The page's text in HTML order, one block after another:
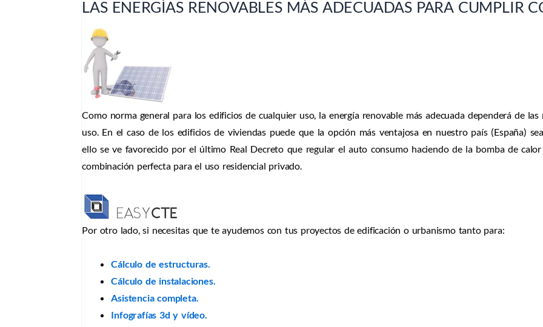
LAS ENERGÍAS RENOVABLES MÁS ADECUADAS PARA CUMPLIR
Como norma general para los edificios de cualquier uso, la energía renovable más adecuada dependerá de las
uso. En el caso de los edificios de viviendas puede que la opción más ventajosa en nuestro país (España)
ello se ve favorecido por el último Real Decreto que regular el auto consumo haciendo de la bomba de
combinación perfecta para el uso residencial privado.
Por otro lado, si necesitas que te ayudemos con tus proyectos de edificación o urbanismo tanto para:
Cálculo de estructuras.
Cálculo de instalaciones.
Asistencia completa.
Infografías 3d y vídeo.